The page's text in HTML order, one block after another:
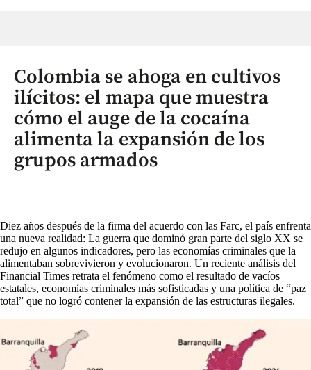
Colombia se ahoga en cultivos
ilícitos: el mapa que muestra
cómo el auge de la cocaína
alimenta la expansión de los
grupos armados
Diez años después de la firma del acuerdo con las Farc, el país enfrenta
una nueva realidad: La guerra que dominó gran parte del siglo XX se
redujo en algunos indicadores, pero las economías criminales que la
alimentaban sobrevivieron y evolucionaron. Un reciente análisis del
Financial Times retrata el fenómeno como el resultado de vacíos
estatales, economías criminales más sofisticadas y una política de “paz
total” que no logró contener la expansión de las estructuras ilegales.